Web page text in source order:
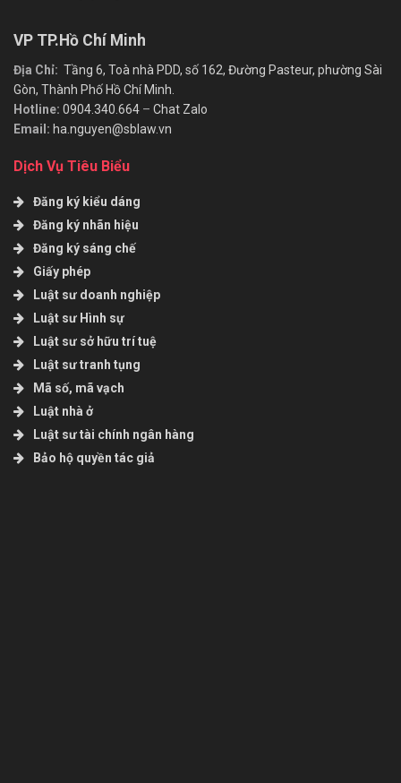
VP TP.Hồ Chí Minh
Địa Chỉ: Tầng 6, Toà nhà PDD, số 162, Đường Pasteur, phường Sài
Gòn, Thành Phố Hồ Chí Minh.
Hotline: 0904.340.664 – Chat Zalo
Email: ha.nguyen@sblaw.vn
Dịch Vụ Tiêu Biểu
Đăng ký kiểu dáng
Đăng ký nhãn hiệu
Đăng ký sáng chế
Giấy phép
Luật sư doanh nghiệp
Luật sư Hình sự
Luật sư sở hữu trí tuệ
Luật sư tranh tụng
Mã số, mã vạch
Luật nhà ở
Luật sư tài chính ngân hàng
Bảo hộ quyền tác giả